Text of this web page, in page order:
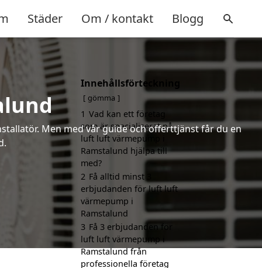
Städer Om / kontakt Blogg
Men med vår guide och offerttjänst får du en
Innehållsförteckning
gömma
1 Vad kan ett företag
som är specialiserat på
luft luft värmepump i
Ramstalund hjälpa till
med?
2 Få alltid minst 3
erbjudanden för luft luft
värmepump i
Ramstalund
3 Få 3 erbjudanden för
luft luft värmepump i
Ramstalund från
professionella företag